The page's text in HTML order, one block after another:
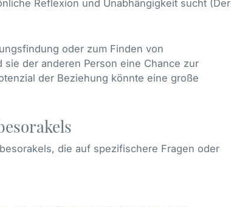
Reflexion und Unabhängigkeit sucht (Der
oder zum Finden von
der anderen Person eine Chance zur
der Beziehung könnte eine große
die auf spezifischere Fragen oder